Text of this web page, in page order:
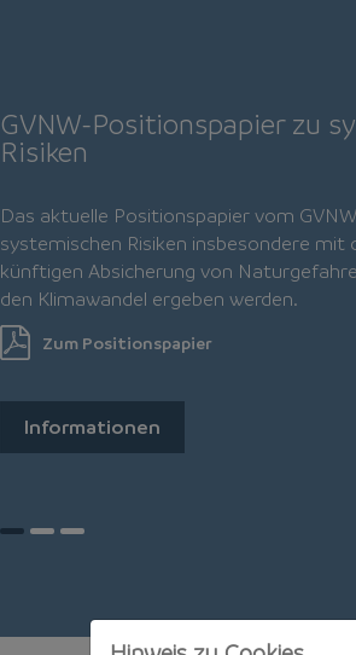
GVNW-Positionspapier zu
Risiken
Das aktuelle Positionspapier vom
systemischen Risiken insbesondere mit
künftigen Absicherung von
den Klimawandel ergeben werden.
Zum Positionspapier
Informationen